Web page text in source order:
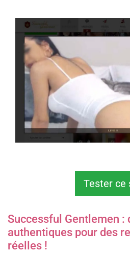
Tester ce
Successful Gentlemen :
authentiques pour des
réelles !